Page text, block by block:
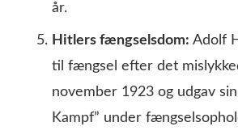
år.
Hitlers fængselsdom: Adolf
til fængsel efter det
november 1923 og udgav
Kampf” under